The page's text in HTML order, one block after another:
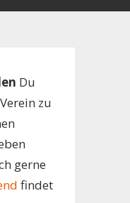
Du
zu
gerne
findet